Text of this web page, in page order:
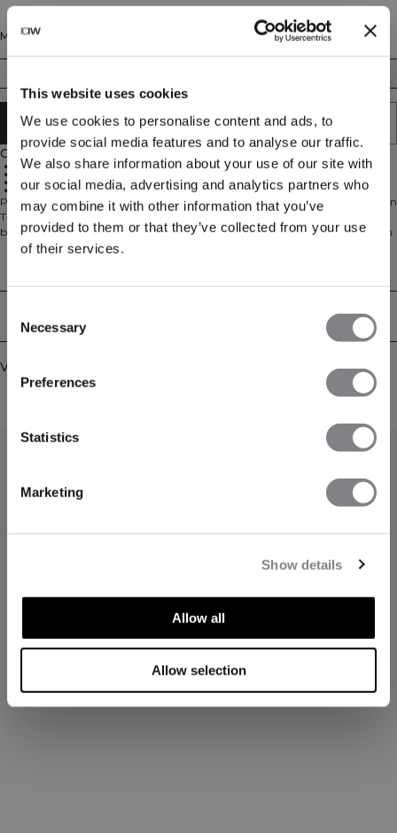
This website uses cookies
We use cookies to personalise content and ads, to
provide social media features and to analyse our traffic.
We also share information about your use of our site with
our social media, advertising and analytics partners who
may combine it with other information that you’ve
provided to them or that they’ve collected from your use
of their services.
Selection
Necessary
Preferences
Statistics
Marketing
Show details
Allow all
Allow selection
Maat
AAN WINKELWAGENTJE TOEVOEGEN
Omschrijving
80% katoen, 20% rayon
Standaard pasvorm
Dagelijks gebruik
Perfect voor sportschoolsessies, werk of ontspannen thuis, de Everyday Cotton
T-shirt Print combineert comfort en stijl. Gemaakt van een zachte jersey-
breisel van 80% katoen en 20% rayon, met een klassiek T-shirt silhouet en een
subtiele halterprint met merklogo op de linkerborst. De standaard pasvorm
Vergelijkbare producten